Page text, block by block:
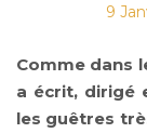
9
Comme dans
a écrit, dirigé
les guêtres